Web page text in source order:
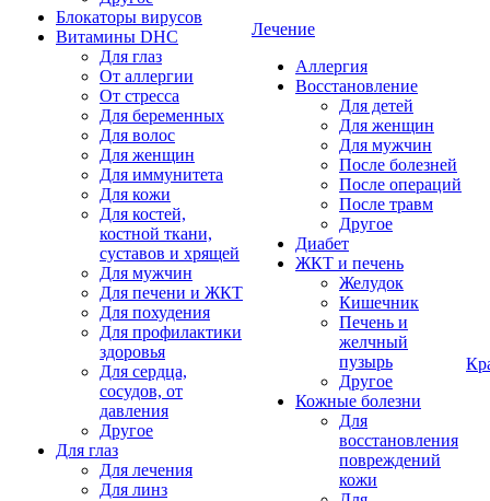
Блокаторы вирусов
Витамины DHC
Для глаз
От аллергии
От стресса
Для беременных
Для волос
Для женщин
Для иммунитета
Для кожи
Для костей,
костной ткани,
суставов и хрящей
Для мужчин
Для печени и ЖКТ
Для похудения
Для профилактики
здоровья
Для сердца,
сосудов, от
давления
Другое
Для глаз
Для лечения
Для линз
Лечение
Аллергия
Восстановление
Для детей
Для женщин
Для мужчин
После болезней
После операций
После травм
Другое
Диабет
ЖКТ и печень
Желудок
Кишечник
Печень и
желчный
пузырь
Другое
Кожные болезни
Для
восстановления
повреждений
кожи